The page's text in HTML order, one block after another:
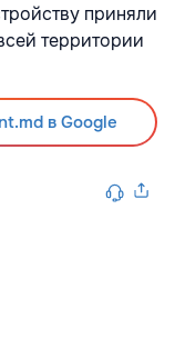
приняли
территории
в Google